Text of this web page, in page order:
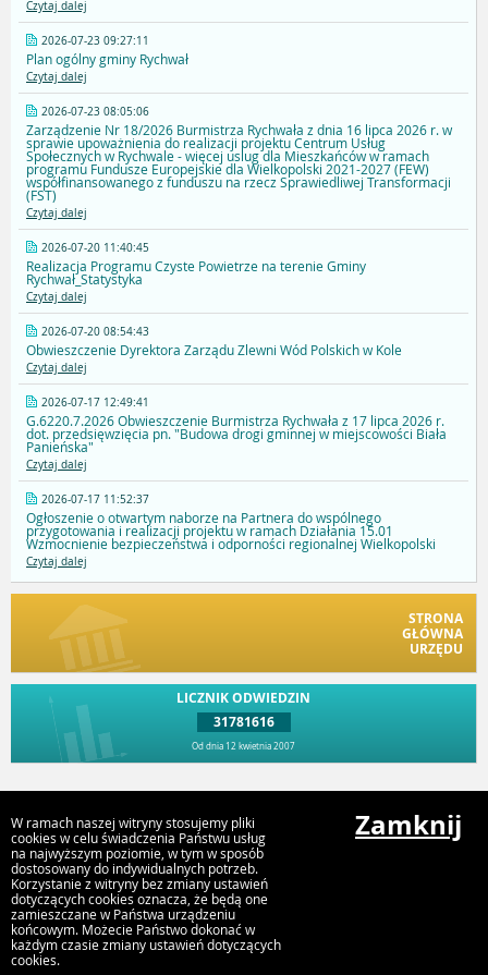
Czytaj dalej
2026-07-23 09:27:11
Plan ogólny gminy Rychwał
Czytaj dalej
2026-07-23 08:05:06
Zarządzenie Nr 18/2026 Burmistrza Rychwała z dnia 16 lipca 2026 r. w
sprawie upoważnienia do realizacji projektu Centrum Usług
Społecznych w Rychwale - więcej uslug dla Mieszkańców w ramach
programu Fundusze Europejskie dla Wielkopolski 2021-2027 (FEW)
współfinansowanego z funduszu na rzecz Sprawiedliwej Transformacji
(FST)
Czytaj dalej
2026-07-20 11:40:45
Realizacja Programu Czyste Powietrze na terenie Gminy
Rychwał_Statystyka
Czytaj dalej
2026-07-20 08:54:43
Obwieszczenie Dyrektora Zarządu Zlewni Wód Polskich w Kole
Czytaj dalej
2026-07-17 12:49:41
G.6220.7.2026 Obwieszczenie Burmistrza Rychwała z 17 lipca 2026 r.
dot. przedsięwzięcia pn. "Budowa drogi gminnej w miejscowości Biała
Panieńska"
Czytaj dalej
2026-07-17 11:52:37
Ogłoszenie o otwartym naborze na Partnera do wspólnego
przygotowania i realizacji projektu w ramach Działania 15.01
Wzmocnienie bezpieczeństwa i odporności regionalnej Wielkopolski
Czytaj dalej
STRONA
GŁÓWNA
URZĘDU
LICZNIK ODWIEDZIN
31781616
Od dnia 12 kwietnia 2007
Urząd Gminy i Miasta Rychwał
Plac Wolności 16, 62-570 Rychwał
W ramach naszej witryny stosujemy pliki
cookies w celu świadczenia Państwu usług
na najwyższym poziomie, w tym w sposób
dostosowany do indywidualnych potrzeb.
Korzystanie z witryny bez zmiany ustawień
dotyczących cookies oznacza, że będą one
zamieszczane w Państwa urządzeniu
końcowym. Możecie Państwo dokonać w
każdym czasie zmiany ustawień dotyczących
cookies.
Zamknij